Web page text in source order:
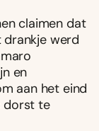
claimen dat
drankje werd
en
aan het eind
dorst te